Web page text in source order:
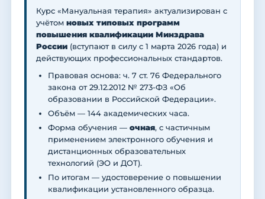
Курс «Мануальная терапия» актуализирован с
учётом новых типовых программ
повышения квалификации Минздрава
России (вступают в силу с 1 марта 2026 года) и
действующих профессиональных стандартов.
Правовая основа: ч. 7 ст. 76 Федерального
закона от 29.12.2012 № 273-ФЗ «Об
образовании в Российской Федерации».
Объём — 144 академических часа.
Форма обучения — очная, с частичным
применением электронного обучения и
дистанционных образовательных
технологий (ЭО и ДОТ).
По итогам — удостоверение о повышении
квалификации установленного образца.